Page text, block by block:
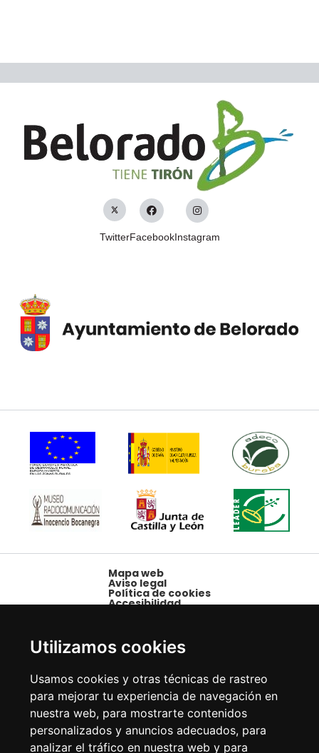
Utilizamos cookies
Usamos cookies y otras técnicas de rastreo
para mejorar tu experiencia de navegación en
nuestra web, para mostrarte contenidos
personalizados y anuncios adecuados, para
analizar el tráfico en nuestra web y para
TwitterFacebookInstagram
Mapa web
Aviso legal
Política de cookies
Accesibilidad
09250 Belorado,
Burgos
Fax: 947 58 10 00